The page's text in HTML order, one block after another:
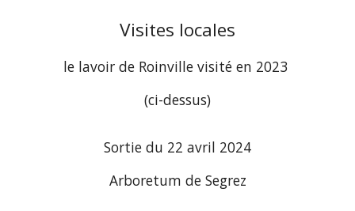
Visites locales
le lavoir de Roinville visité en 2023
(ci-dessus)
Sortie du 22 avril 2024
Arboretum de Segrez